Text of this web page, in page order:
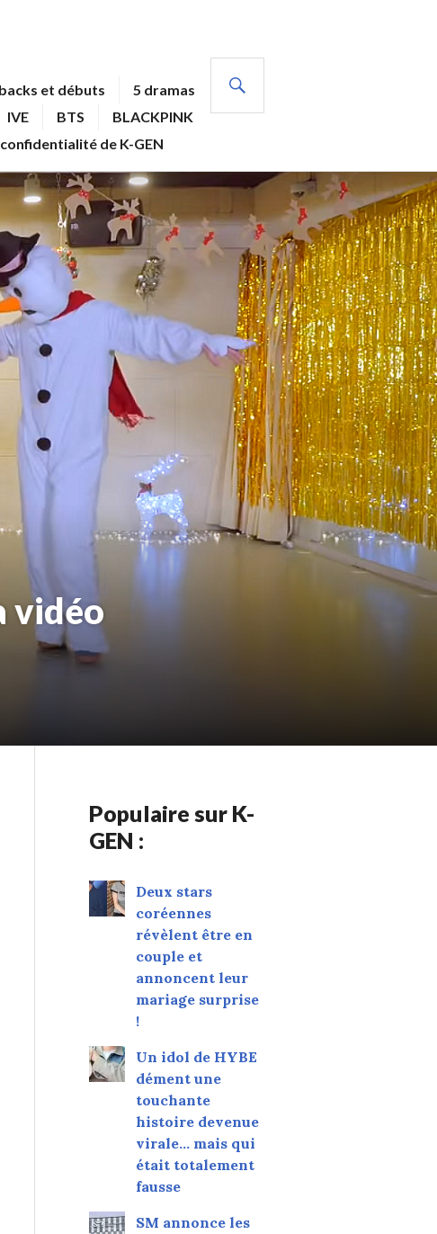
et débuts
5 dramas
IVE BTS
BLACKPINK
de K-GEN
vidéo
Populaire sur K-
GEN :
Deux stars
coréennes
révèlent être en
couple et
annoncent leur
mariage surprise
!
Un idol de HYBE
dément une
touchante
histoire devenue
virale... mais qui
était totalement
fausse
SM annonce les